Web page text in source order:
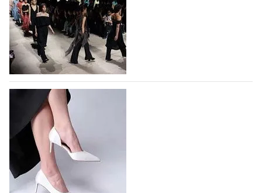
На участие в Московской неделе моды
подано 1047 заявок
На участие в седьмой Московской неделе моды,
которая пройдет в российской столице с 26 сентября
по 1 октября, уже подано 1047 заявок. Примерно
половину из них (494) прислали дизайнеры,